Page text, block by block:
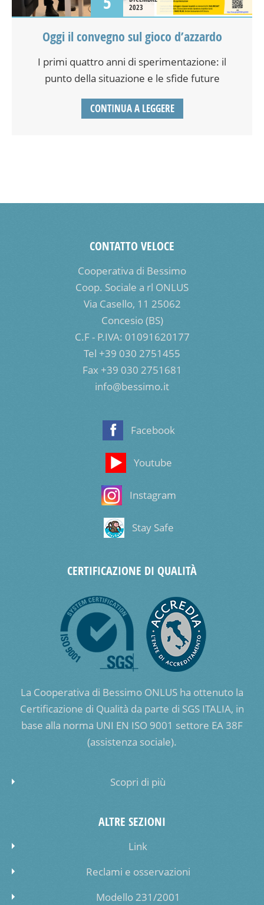
2023
Oggi il convegno sul gioco d’azzardo
I primi quattro anni di sperimentazione: il
punto della situazione e le sfide future
CONTINUA A LEGGERE
CONTATTO VELOCE
Cooperativa di Bessimo
Coop. Sociale a rl ONLUS
Via Casello, 11 25062
Concesio (BS)
C.F - P.IVA: 01091620177
Tel +39 030 2751455
Fax +39 030 2751681
info@bessimo.it
Facebook
Youtube
Instagram
Stay Safe
CERTIFICAZIONE DI QUALITÀ
La Cooperativa di Bessimo ONLUS ha ottenuto la
Certificazione di Qualità da parte di SGS ITALIA, in
base alla norma UNI EN ISO 9001 settore EA 38F
(assistenza sociale).
Scopri di più
ALTRE SEZIONI
Link
Reclami e osservazioni
Modello 231/2001